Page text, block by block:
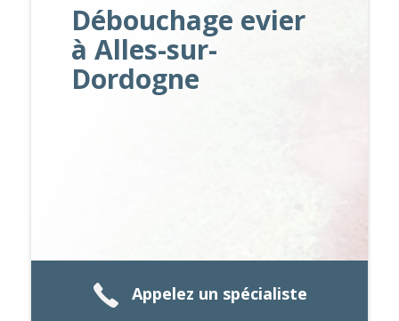
Débouchage evier
à Alles-sur-
Dordogne
Appelez un spécialiste